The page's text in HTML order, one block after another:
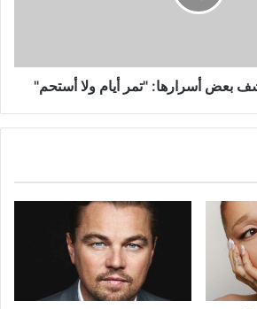
بعض أسرارها: "تمر أيام ولا أستحم"